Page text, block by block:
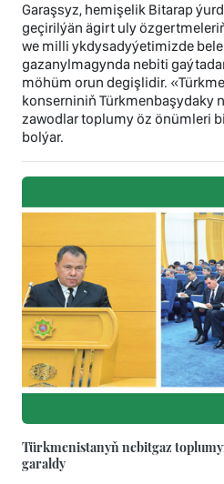
Garaşsyz, hemişelik Bitarap
geçirilýän ägirt uly
we milli ykdysadyýetimizde
gazanylmagynda nebiti
möhüm orun degişlidir.
konserniniň Türkmenbaşydaky
zawodlar toplumy öz önümleri
bolýar.
Türkmenistanyň nebitgaz
garaldy